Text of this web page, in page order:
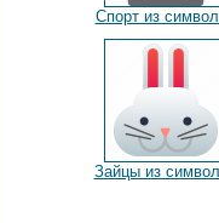
Спорт из
Зайцы из